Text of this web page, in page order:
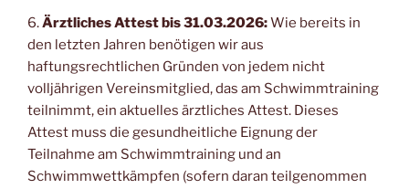
6.Ärztliches Attest bis 31.03.2026:Wie bereits in
den letzten Jahren benötigen wir aus
haftungsrechtlichen Gründen von jedem nicht
volljährigen Vereinsmitglied, das am Schwimmtraining
teilnimmt, ein aktuelles ärztliches Attest. Dieses
Attest muss die gesundheitliche Eignung der
Teilnahme am Schwimmtraining und an
Schwimmwettkämpfen (sofern daran teilgenommen